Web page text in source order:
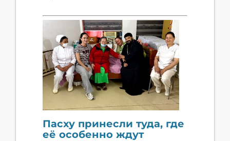
Пасху принесли туда, где
её особенно ждут